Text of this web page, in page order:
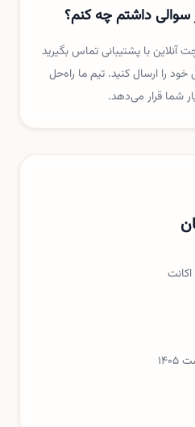
سوالی داشتم چه کنم؟
آنلاین با پشتیبانی تماس بگیرید
را ارسال کنید. تیم ما راه‌حل
شما قرار می‌دهد.